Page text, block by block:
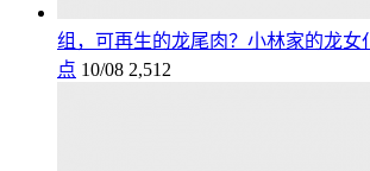
组，可再生的龙尾肉？小林家的龙女
点 10/08 2,512